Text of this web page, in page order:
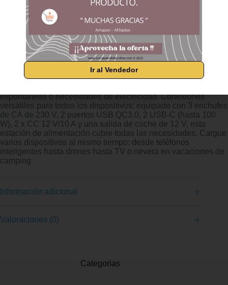
carga. : la batería LiFeMnPO4 integrada, pero también tiene
una vida útil significativamente más larga con más de 3000
ciclos de carga. En comparación con las baterías de iones de
litio convencionales, esta batería es más resistente a la
temperatura, más estable e ideal para uso regular o de
emergencia. Carga rápida en solo 1,3 horas. : gracias a la
potencia de entrada de CA de 1000 W, la estación de
alimentación se carga completamente en solo 1,3 horas. De 0
a 80 % en solo 50 minutos. No requiere adaptador pesado,
espontáneas o necesidades de electricidad. Conexiones
versátiles para todos los dispositivos: equipado con 3 enchufes
de CA de 230 V, 2 puertos USB QC3.0, 2 USB-C (hasta 100
W), 2 x CC 12 V/10 A y una salida de coche de 12 V, esta
estación de alimentación cubre todas las necesidades. Cargue
varios dispositivos al mismo tiempo: desde teléfonos
inteligentes hasta drones hasta TV o nevera en vacaciones de
camping.
Información adicional
Valoraciones (0)
Categorias
Ir al Vendedor